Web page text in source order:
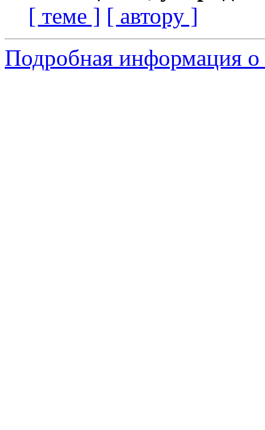
[ теме ] [ автору ]
Подробная информация о